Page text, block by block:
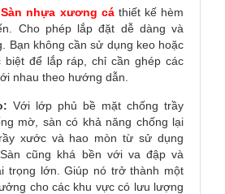
Sàn nhựa xương cáthiết kế hèm
Cho phép lắp đặt dễ dàng và
Bạn không cần sử dụng keo hoặc
biệt để lắp ráp, chỉ cần ghép các
nhau theo hướng dẫn.
Với lớp phủ bề mặt chống trầy
mờ, sàn có khả năng chống lại
xước và hao mòn từ sử dụng
cũng khá bền với va đập và
trọng lớn. Giúp nó trở thành một
cho các khu vực có lưu lượng